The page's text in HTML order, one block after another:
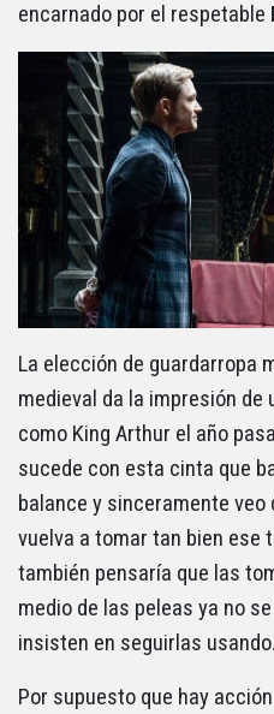
encarnado por el respetable
La elección de guardarropa
medieval da la impresión de
como King Arthur el año
sucede con esta cinta que
balance y sinceramente
vuelva a tomar tan bien ese
también pensaría que las
medio de las peleas ya no
insisten en seguirlas usando.
Por supuesto que hay